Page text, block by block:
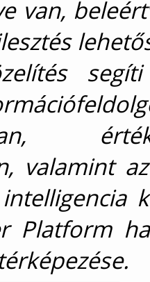
van,
valamint
Platform